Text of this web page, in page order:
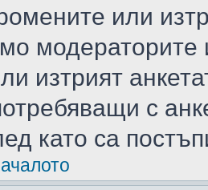
или
изтрият
с
като са